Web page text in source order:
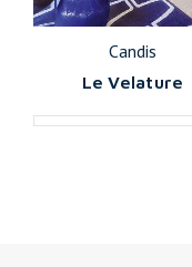
Candis
Le Velature